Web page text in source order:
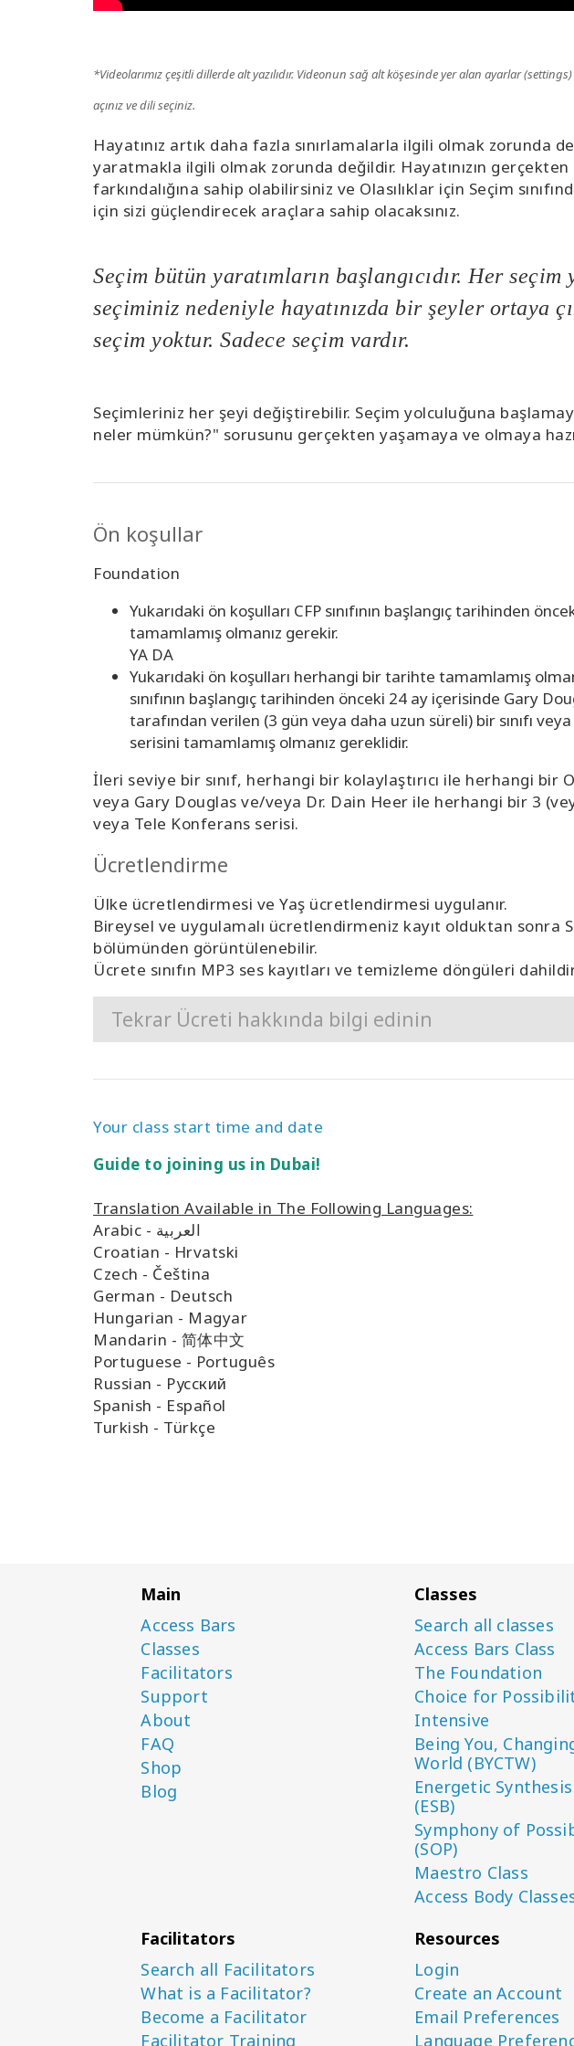
*Videolarımız çeşitli dillerde alt yazılıdır. Videonun sağ alt köşesinde yer alan ayarlar
açınız ve dili seçiniz.
Hayatınız artık daha fazla sınırlamalarla ilgili olmak zorunda
yaratmakla ilgili olmak zorunda değildir. Hayatınızın gerçekten
farkındalığına sahip olabilirsiniz ve Olasılıklar için Seçim
için sizi güçlendirecek araçlara sahip olacaksınız.
Seçim bütün yaratımların başlangıcıdır. Her seçim
seçiminiz nedeniyle hayatınızda bir şeyler ortaya
seçim yoktur. Sadece seçim vardır.
Seçimleriniz her şeyi değiştirebilir. Seçim yolculuğuna başlamaya
neler mümkün?" sorusunu gerçekten yaşamaya ve olmaya hazır
Ön koşullar
Foundation
Yukarıdaki ön koşulları CFP sınıfının başlangıç tarihinden
tamamlamış olmanız gerekir.
YA DA
Yukarıdaki ön koşulları herhangi bir tarihte tamamlamış
sınıfının başlangıç tarihinden önceki 24 ay içerisinde Gary
tarafından verilen (3 gün veya daha uzun süreli) bir sınıfı
serisini tamamlamış olmanız gereklidir.
İleri seviye bir sınıf, herhangi bir kolaylaştırıcı ile herhangi bir
veya Gary Douglas ve/veya Dr. Dain Heer ile herhangi bir 3
veya Tele Konferans serisi.
Ücretlendirme
Ülke ücretlendirmesi ve Yaş ücretlendirmesi uygulanır.
Bireysel ve uygulamalı ücretlendirmeniz kayıt olduktan sonra
bölümünden görüntülenebilir.
Ücrete sınıfın MP3 ses kayıtları ve temizleme döngüleri
Tekrar Ücreti hakkında bilgi edinin
Your class start time and date
Guide to joining us in Dubai!
Translation Available in The Following Languages:
Arabic - العربية
Croatian - Hrvatski
Czech - Čeština
German - Deutsch
Hungarian - Magyar
Mandarin - 简体中文
Portuguese - Português
Russian - Pусский
Spanish - Español
Turkish - Türkçe
Main
Access Bars
Classes
Facilitators
Support
About
FAQ
Shop
Blog
Classes
Search all classes
Access Bars Class
The Foundation
Choice for
Intensive
Being You,
World (BYCTW)
Energetic
(ESB)
Symphony of
(SOP)
Maestro Class
Access Body
Facilitators
Search all Facilitators
What is a Facilitator?
Become a Facilitator
Facilitator Training
Resources
Login
Create an Account
Email Preferences
Language